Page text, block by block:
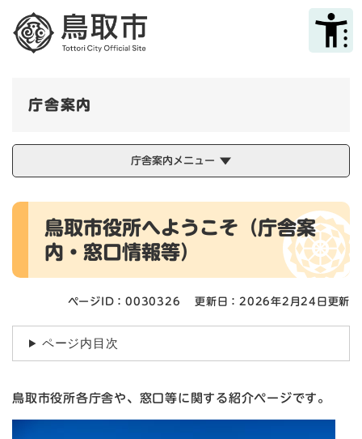
メニューを飛ばして本文へ
庁舎案内
庁舎案内メニュー
本
鳥取市役所へようこそ（庁舎案
内・窓口情報等）
ページID：0030326 更新日：2026年2月24日更新
ページ内目次
鳥取市役所各庁舎や、窓口等に関する紹介ページです。